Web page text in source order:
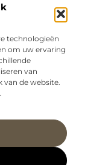
technologieën
om uw ervaring
van
van de website.
Ga Naar
Reserved.